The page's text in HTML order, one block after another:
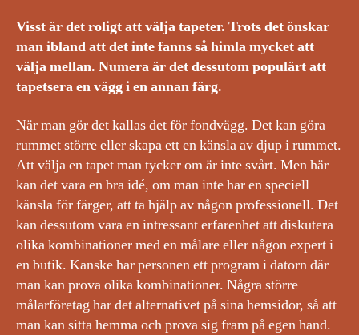
Visst är det roligt att välja tapeter. Trots det önskar
man ibland att det inte fanns så himla mycket att
välja mellan. Numera är det dessutom populärt att
tapetsera en vägg i en annan färg.
När man gör det kallas det för fondvägg. Det kan göra
rummet större eller skapa ett en känsla av djup i rummet.
Att välja en tapet man tycker om är inte svårt. Men här
kan det vara en bra idé, om man inte har en speciell
känsla för färger, att ta hjälp av någon professionell. Det
kan dessutom vara en intressant erfarenhet att diskutera
olika kombinationer med en målare eller någon expert i
en butik. Kanske har personen ett program i datorn där
man kan prova olika kombinationer. Några större
målarföretag har det alternativet på sina hemsidor, så att
man kan sitta hemma och prova sig fram på egen hand.